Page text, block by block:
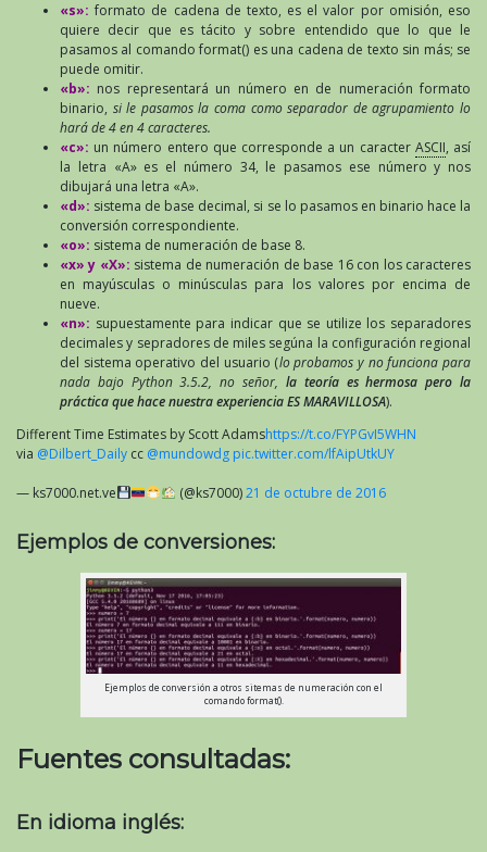
«s»: formato de cadena de texto, es el valor por omisión, eso
quiere decir que es tácito y sobre entendido que lo que le
pasamos al comando format() es una cadena de texto sin más; se
puede omitir.
«b»: nos representará un número en de numeración formato
binario, si le pasamos la coma como separador de agrupamiento lo
hará de 4 en 4 caracteres.
«c»: un número entero que corresponde a un caracter ASCII, así
la letra «A» es el número 34, le pasamos ese número y nos
dibujará una letra «A».
«d»: sistema de base decimal, si se lo pasamos en binario hace la
conversión correspondiente.
«o»: sistema de numeración de base 8.
«x» y «X»: sistema de numeración de base 16 con los caracteres
en mayúsculas o minúsculas para los valores por encima de
nueve.
«n»: supuestamente para indicar que se utilize los separadores
decimales y sepradores de miles segúna la configuración regional
del sistema operativo del usuario (lo probamos y no funciona para
nada bajo Python 3.5.2, no señor, la teoría es hermosa pero la
práctica que hace nuestra experiencia ES MARAVILLOSA).
Different Time Estimates by Scott Adamshttps://t.co/FYPGvI5WHN
via @Dilbert_Daily cc @mundowdg pic.twitter.com/lfAipUtkUY
— ks7000.net.ve (@ks7000)21 de octubre de 2016
Ejemplos de conversiones:
Ejemplos de conversión a otros sitemas de numeración con el
comando format().
Fuentes consultadas:
En idioma inglés: